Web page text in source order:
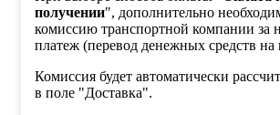
получении", дополнительно
комиссию транспортной компании за
платеж (перевод денежных средств на
Комиссия будет автоматически
в поле "Доставка".